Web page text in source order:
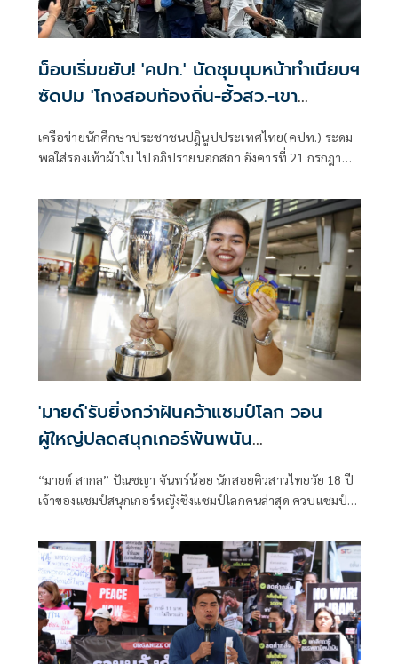
ม็อบเริ่มขยับ! 'คปท.' นัดชุมนุมหน้าทำเนียบฯ
ซัดปม 'โกงสอบท้องถิ่น-ฮั้วสว.-เขา
กระโดง-น้ำมัน'
เครือข่ายนักศึกษาประชาชนปฎินูปประเทศไทย(คปท.) ระดม
พลใส่รองเท้าผ้าใบ ไปอภิปรายนอกสภา อังคารที่ 21 กรกฎาคม
'มายด์'รับยิ่งกว่าฝันคว้าแชมป์โลก วอน
ผู้ใหญ่ปลดสนุกเกอร์พ้นพนัน
“มายด์ สากล” ปัณชญา จันทร์น้อย นักสอยคิวสาวไทยวัย 18 ปี
เจ้าของแชมป์สนุกเกอร์หญิงชิงแชมป์โลกคนล่าสุด ควบแชมป์
ถึงประเทศไทยแล้ว เมื่อวันที่ 20 พฤษภาคม ที่ท่าอากาศยาน
สุวรรณภูมิ โดยมี "บิ๊กฮง" นายสุนทร จารุมนต์ นายกสมาคมกีฬา
บิลเลียดแห่งประเทศไทย ครอบครัว แฟนคลับ ให้การต้อนรับ
อย่างอบอุ่น